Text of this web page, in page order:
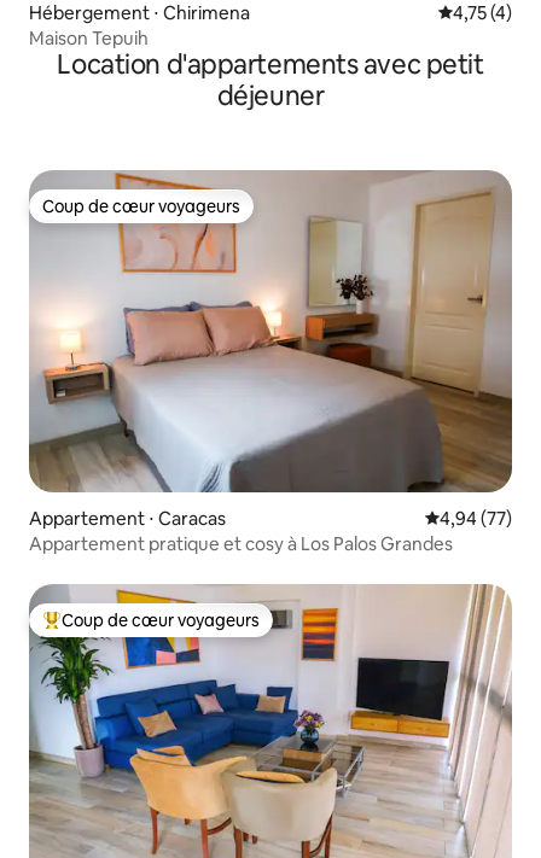
Hébergement ⋅ Chirimena Évaluation
4,75 (4)
Maison Tepuih
Location d'appartements avec petit
déjeuner
Coup de cœur voyageurs
Coup de cœur voyageurs
Appartement ⋅ Caracas Évaluation
4,94 (77)
Appartement pratique et cosy à Los Palos Grandes
Coups de cœur voyageurs les plus appréciés
Coup de cœur voyageurs